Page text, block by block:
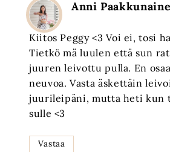
Anni
Kiitos Peggy <3 Voi ei, tosi
Tietkö mä luulen että sun
juuren leivottu pulla. En
neuvoa. Vasta äskettäin
juurileipäni, mutta heti kun
sulle <3
Vastaa